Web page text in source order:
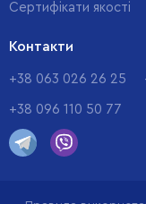
Cертифікати якості
Контакти
+38 063 026 26 25
+38 096 110 50 77